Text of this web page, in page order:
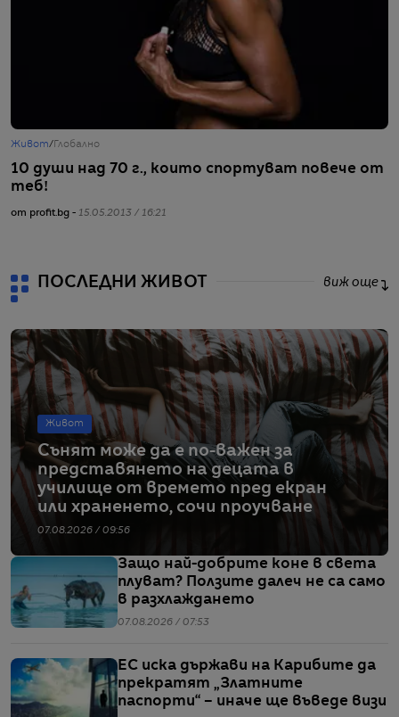
Живот/ Глобално
10 души над 70 г., които спортуват повече от
теб!
от profit.bg - 15.05.2013 / 16:21
ПОСЛЕДНИ ЖИВОТ виж още
Живот
Сънят може да е по-важен за
представянето на децата в
училище от времето пред екран
или храненето, сочи проучване
07.08.2026 / 09:56
Защо най-добрите коне в света
плуват? Ползите далеч не са само
в разхлаждането
07.08.2026 / 07:53
ЕС иска държави на Карибите да
прекратят „Златните
паспорти“ – иначе ще въведе визи